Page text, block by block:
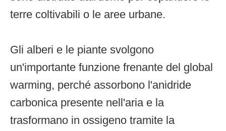
terre coltivabili o le aree urbane.
Gli alberi e le piante svolgono
un'importante funzione frenante del global
warming, perché assorbono l'anidride
carbonica presente nell'aria e la
trasformano in ossigeno tramite la